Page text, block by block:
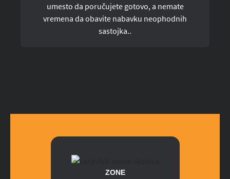
umesto da poručujete gotovo, a nemate
vremena da obavite nabavku neophodnih
sastojka..
ZONE